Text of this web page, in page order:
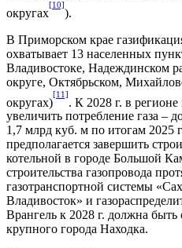
округах
[10]
).
В Приморском крае
охватывает 13 населенных
Владивостоке, Надеждинском
округе, Октябрьском,
округах)
[11]
. К 2028 г. в
увеличить потребление газа –
1,7 млрд куб. м по итогам 2025
предполагается завершить
котельной в городе Большой
строительства газопровода
газотранспортной системы
Владивосток» и
Врангель к 2028 г. должна быть
крупного города Находка.